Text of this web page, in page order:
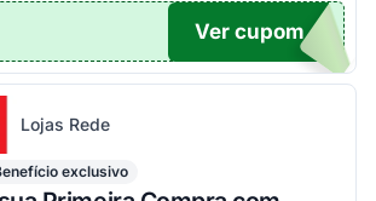
OM10
Ver cupom
Lojas Rede
exclusivo